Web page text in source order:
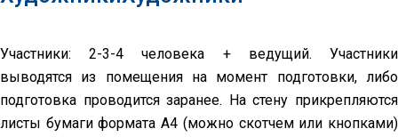
Участники: 2-3-4 человека + ведущий. Участники
выводятся из помещения на момент подготовки, либо
подготовка проводится заранее. На стену прикрепляются
листы бумаги формата А4 (можно скотчем или кнопками)